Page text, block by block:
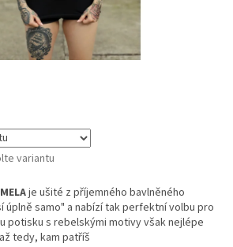
variantu
je ušité z příjemného bavlněného
úplně samo" a nabízí tak perfektní volbu pro
potisku s rebelskými motivy však nejlépe
tedy, kam patříš